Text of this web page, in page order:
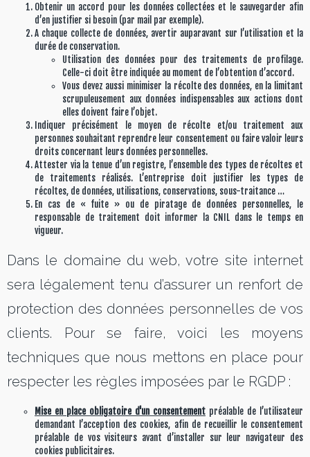
Obtenir un accord pour les données collectées et le sauvegarder afin
d’en justifier si besoin (par mail par exemple).
A chaque collecte de données, avertir auparavant sur l’utilisation et la
durée de conservation.
Utilisation des données pour des traitements de profilage.
Celle-ci doit être indiquée au moment de l’obtention d’accord.
Vous devez aussi minimiser la récolte des données, en la limitant
scrupuleusement aux données indispensables aux actions dont
elles doivent faire l’objet.
Indiquer précisément le moyen de récolte et/ou traitement aux
personnes souhaitant reprendre leur consentement ou faire valoir leurs
droits concernant leurs données personnelles.
Attester via la tenue d’un registre, l’ensemble des types de récoltes et
de traitements réalisés. L’entreprise doit justifier les types de
récoltes, de données, utilisations, conservations, sous-traitance …
En cas de « fuite » ou de piratage de données personnelles, le
responsable de traitement doit informer la CNIL dans le temps en
vigueur.
Dans le domaine du web, votre site internet
sera légalement tenu d’assurer un renfort de
protection des données personnelles de vos
clients. Pour se faire, voici les moyens
techniques que nous mettons en place pour
respecter les règles imposées par le RGDP :
Mise en place obligatoire d'un consentement préalable de l’utilisateur
demandant l’acception des cookies, afin de recueillir le consentement
préalable de vos visiteurs avant d’installer sur leur navigateur des
cookies publicitaires.